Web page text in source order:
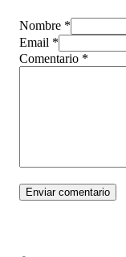
Nombre *
Email *
Comentario *